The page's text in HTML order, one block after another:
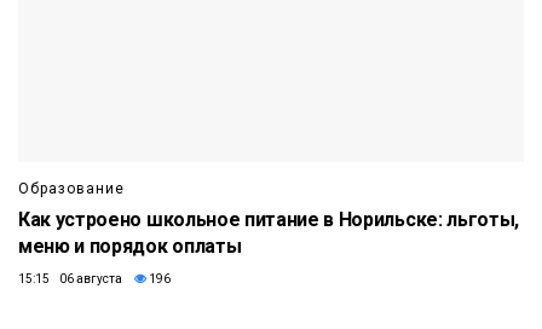
Образование
Как устроено школьное питание в Норильске: льготы,
меню и порядок оплаты
15:15 06 августа 196